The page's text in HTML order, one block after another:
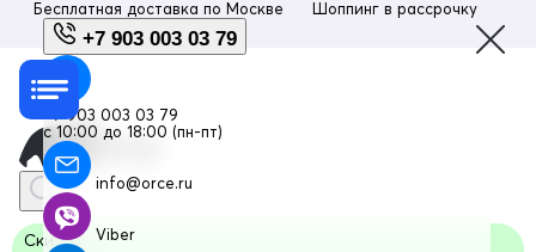
Бесплатная доставка по Москве Шоппинг в рассрочку
+7 903 003 03 79
+7 903 003 03 79
с 10:00 до 18:00 (пн-пт)
info@orce.ru
Viber
Скидка